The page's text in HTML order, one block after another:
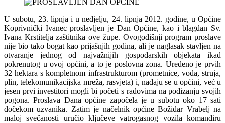
U subotu, 23. lipnja i u nedjelju, 24. lipnja 2012. godine, u Općine
Koprivnički Ivanec proslavljen je Dan Općine, kao i blagdan Sv.
Ivana Krstitelja zaštitnika ove župe. Ovogodišnji program proslave
nije bio tako bogat kao prijašnjih godina, ali je naglasak stavljen na
otvaranje jednog od najvažnijih gospodarskih objekata ikad
pokrenutog u ovoj općini, a to je poslovna zona. Uređeno je prvih
32 hektara s kompletnom infrastrukturom (prometnice, voda, struja,
plin, telekomunikacijska mreža, rasvjeta) i, nadaju se u općini, već u
jesen prvi investitori mogli bi početi s radovima na podizanju svojih
pogona. Proslava Dana općine započela je u subotu oko 17 sati
dočekom uzvanika. Zatim je načelnik općine Božidar Vrabelj na
maloj svečanosti uručio ključeve vatrogasnog vozila komandiru